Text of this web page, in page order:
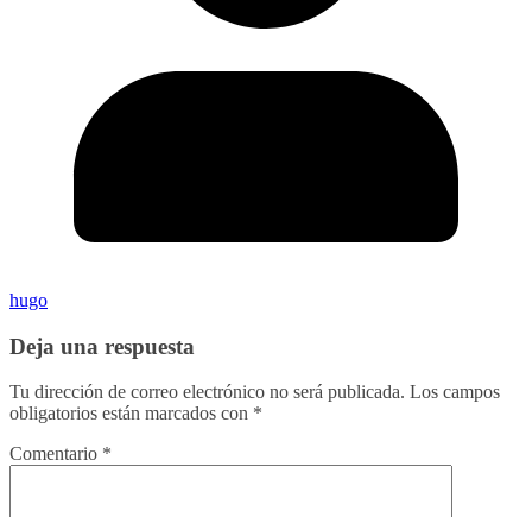
hugo
Deja una respuesta
Tu dirección de correo electrónico no será publicada. Los campos
obligatorios están marcados con *
Comentario *